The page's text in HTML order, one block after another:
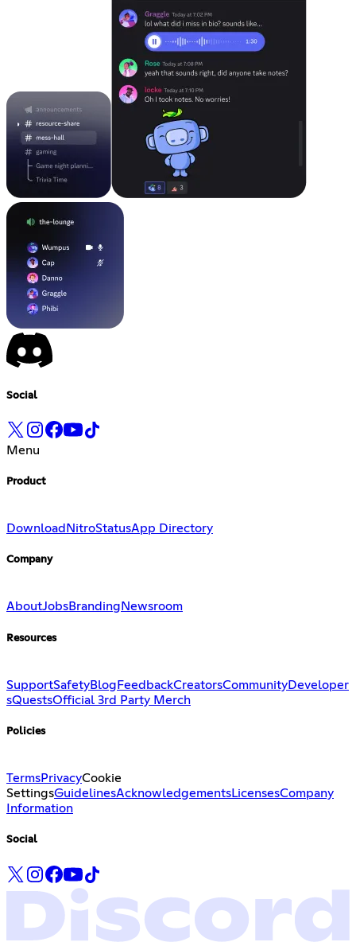
Social
Menu
Product
Download NitroStatusApp Directory
Company
AboutJobsBranding Newsroom
Resources
SupportSafetyBlog FeedbackCreatorsCommunityDeveloper
sQuestsOfficial 3rd Party Merch
Policies
TermsPrivacyCookie
SettingsGuidelinesAcknowledgementsLicensesCompany
Information
Social